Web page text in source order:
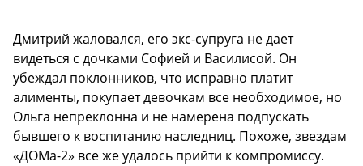
Дмитрий жаловался, его экс-супруга не дает
видеться с дочками Софией и Василисой. Он
убеждал поклонников, что исправно платит
алименты, покупает девочкам все необходимое, но
Ольга непреклонна и не намерена подпускать
бывшего к воспитанию наследниц. Похоже, звездам
«ДОМа-2» все же удалось прийти к компромиссу.